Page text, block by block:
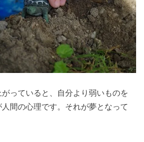
っていると、自分より弱いものを
間の心理です。それが夢となって